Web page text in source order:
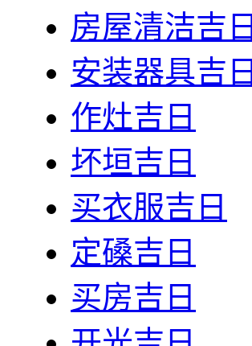
房屋清洁吉日
安装器具吉日
作灶吉日
坏垣吉日
买衣服吉日
定磉吉日
买房吉日